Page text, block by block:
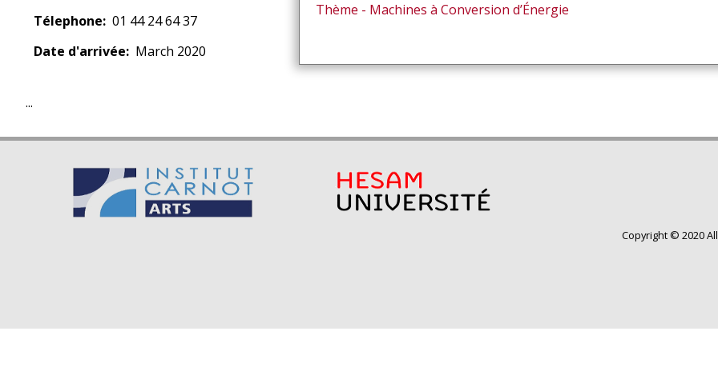
Télephone 01 44 24 64 37
Date d'arrivée
March 2020
Thème - Machines à Conversion d’Énergie
...
Copyright © 2020